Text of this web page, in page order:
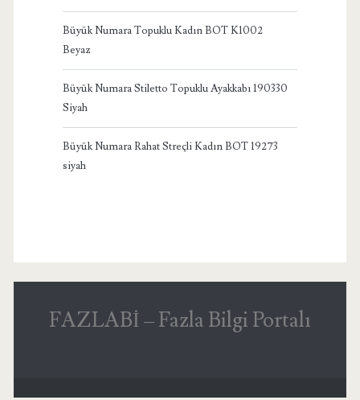
Büyük Numara Topuklu Kadın BOT K1002
Beyaz
Büyük Numara Stiletto Topuklu Ayakkabı 190330
Siyah
Büyük Numara Rahat Streçli Kadın BOT 19273
siyah
FAZLABİ – Fazla Bilgi Portalı